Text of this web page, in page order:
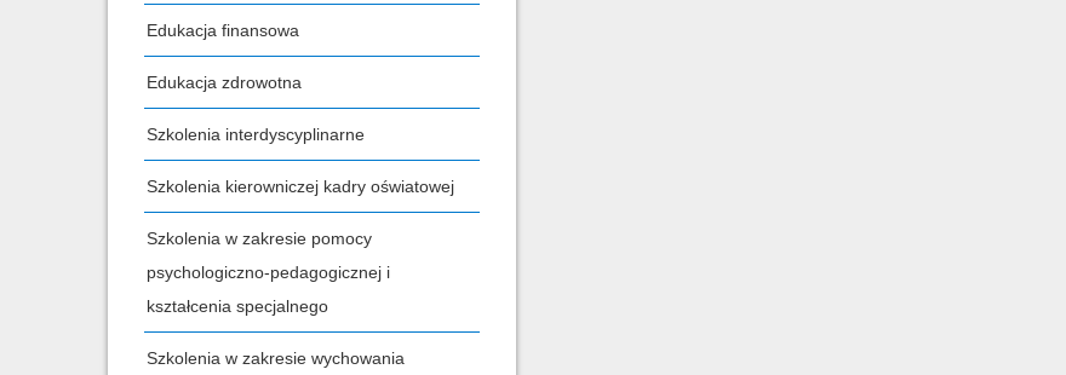
Edukacja finansowa
Edukacja zdrowotna
Szkolenia interdyscyplinarne
Szkolenia kierowniczej kadry oświatowej
Szkolenia w zakresie pomocy
psychologiczno-pedagogicznej i
kształcenia specjalnego
Szkolenia w zakresie wychowania